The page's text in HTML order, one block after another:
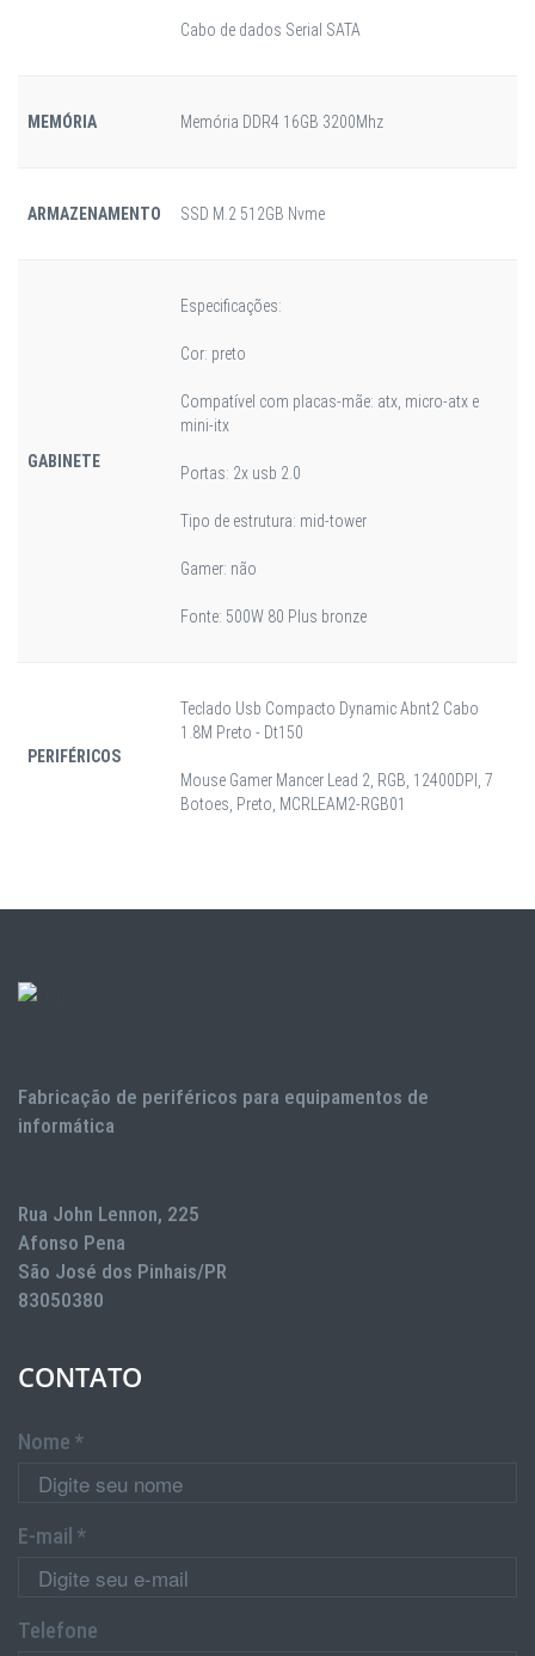
Cabo de dados Serial SATA
MEMÓRIA Memória DDR4 16GB 3200Mhz
ARMAZENAMENTO SSD M.2 512GB Nvme
GABINETE
Especificações:
Cor: preto
Compatível com placas-mãe: atx, micro-atx e
mini-itx
Portas: 2x usb 2.0
Tipo de estrutura: mid-tower
Gamer: não
Fonte: 500W 80 Plus bronze
PERIFÉRICOS
Teclado Usb Compacto Dynamic Abnt2 Cabo
1.8M Preto - Dt150
Mouse Gamer Mancer Lead 2, RGB, 12400DPI, 7
Botoes, Preto, MCRLEAM2-RGB01
Fabricação de periféricos para equipamentos de
informática
Rua John Lennon, 225
Afonso Pena
São José dos Pinhais/PR
83050380
CONTATO
Nome *
E-mail *
Telefone